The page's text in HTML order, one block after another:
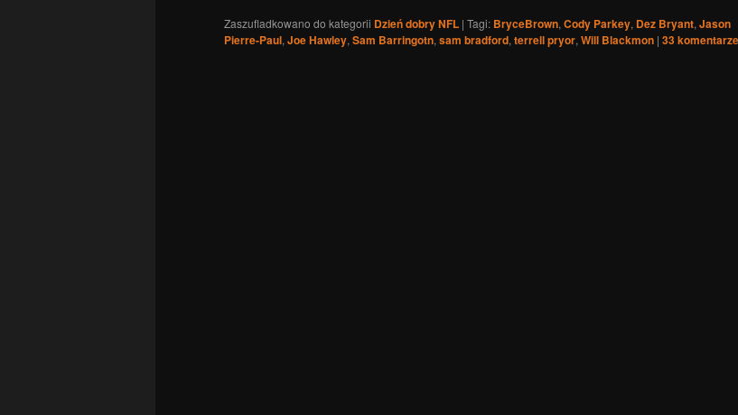
Zaszufladkowano do kategorii Dzień dobry NFL | Tagi: BryceBrown, Cody Parkey, Dez Bryant, Jason
Pierre-Paul, Joe Hawley, Sam Barringotn, sam bradford, terrell pryor, Will Blackmon | 33komentarze